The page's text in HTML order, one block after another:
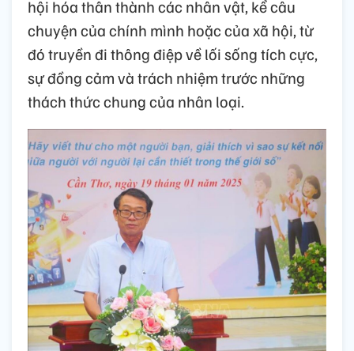
hội hóa thân thành các nhân vật, kể câu
chuyện của chính mình hoặc của xã hội, từ
đó truyền đi thông điệp về lối sống tích cực,
sự đồng cảm và trách nhiệm trước những
thách thức chung của nhân loại.